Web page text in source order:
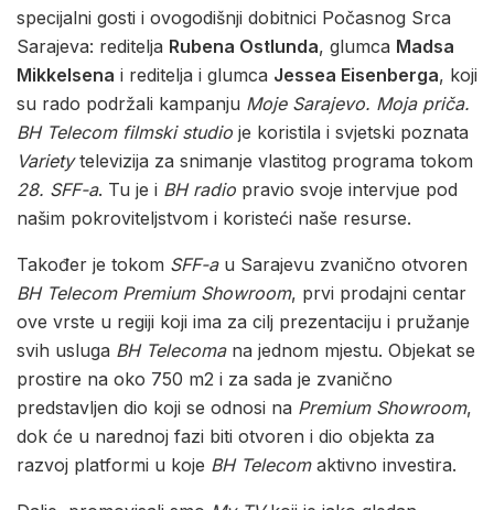
specijalni gosti i ovogodišnji dobitnici Počasnog Srca
Sarajeva: reditelja Rubena Ostlunda, glumca Madsa
Mikkelsena i reditelja i glumca Jessea Eisenberga, koji
su rado podržali kampanju Moje Sarajevo. Moja priča.
BH Telecom filmski studio je koristila i svjetski poznata
Varietytelevizija za snimanje vlastitog programa tokom
28. SFF-a. Tu je i BH radio pravio svoje intervjue pod
našim pokroviteljstvom i koristeći naše resurse.
Također je tokom SFF-au Sarajevu zvanično otvoren
BH Telecom Premium Showroom, prvi prodajni centar
ove vrste u regiji koji ima za cilj prezentaciju i pružanje
svih usluga BH Telecomana jednom mjestu. Objekat se
prostire na oko 750 m2 i za sada je zvanično
predstavljen dio koji se odnosi na Premium Showroom,
dok će u narednoj fazi biti otvoren i dio objekta za
razvoj platformi u koje BH Telecomaktivno investira.